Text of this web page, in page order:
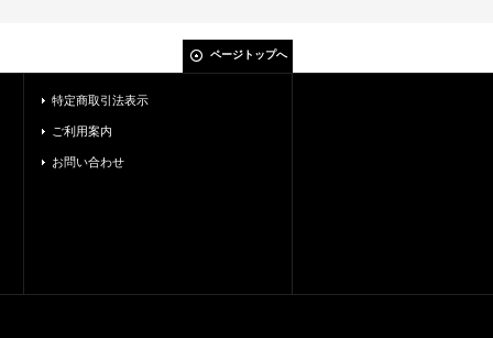
ページトップへ
特定商取引法表示
ご利用案内
お問い合わせ